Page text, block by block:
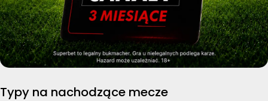
Typy na nachodzące mecze